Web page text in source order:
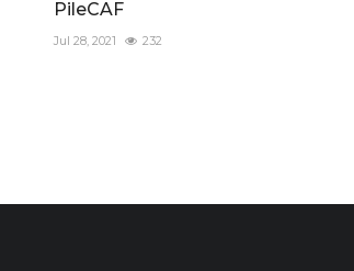
PileCAF
Jul 28, 2021 232